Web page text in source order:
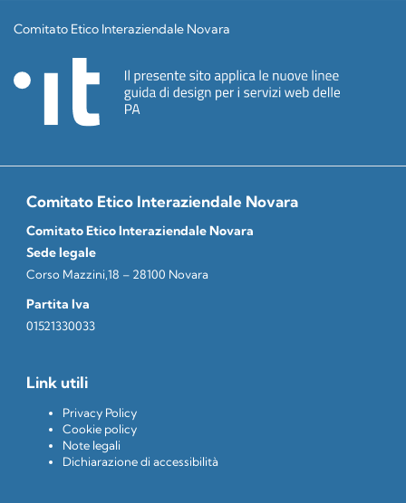
Comitato Etico Interaziendale Novara
Comitato Etico Interaziendale Novara
Comitato Etico Interaziendale Novara
Sede legale
Corso Mazzini,18 – 28100 Novara
Partita Iva
01521330033
Link utili
Privacy Policy
Cookie policy
Note legali
Dichiarazione di accessibilità